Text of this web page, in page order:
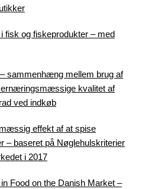
fisk og fiskeprodukter – med
sammenhæng mellem brug af
kvalitet af
ved indkøb
effekt af at spise
– baseret på Nøglehulskriterier
i 2017
Food on the Danish Market –